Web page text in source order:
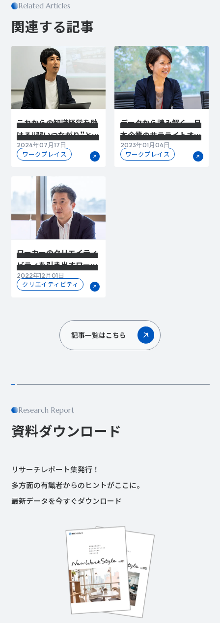
Related Articles
関連する記事
これからの知識経営を助
ける“弱いつながり”とソ
フトウェアを活用したオ
フィス環境
2024年07月17日
ワークプレイス
データから読み解く、日
本企業のサテライトオフ
ィス活用戦略
2023年01月04日
ワークプレイス
ワーカーのクリエイティ
ビティを引き出すワーク
スタイル・ワークプレイ
スとは
2022年12月01日
クリエイティビティ
記事一覧はこちら
Research Report
資料ダウンロード
リサーチレポート集発行！
多方面の有識者からのヒントがここに。
最新データを今すぐダウンロード